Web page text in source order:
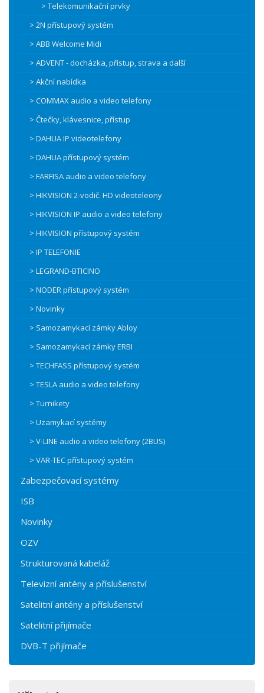
> Telekomunikační prvky
> 2N přístupový systém
> ABB Welcome Midi
> ADVENT - docházka, přístup, strava a další
> Akční nabídka
> COMMAX audio a video telefony
> Čtečky, klávesnice, přístup
> DAHUA IP videotelefony
> DAHUA přístupový systém
> FARFISA audio a video telefony
> HIKVISION 2-vodič. HD videoteleony
> HIKVISION IP audio a video telefony
> HIKVISION přístupový systém
> IP TELEFONIE
> LEGRAND-BTICINO
> NODER přístupový systém
> Novinky
> Samozamykací zámky Abloy
> Samozamykací zámky ERBI
> TECHFASS přístupový systém
> TESLA audio a video telefony
> Turnikety
> Uzamykací systémy
> V-LINE audio a video telefony (2BUS)
> VAR-TEC přístupový systém
Zabezpečovací systémy
ISB
Novinky
OZV
Strukturovaná kabeláž
Televizní antény a příslušenství
Satelitní antény a příslušenství
Satelitní přijímače
DVB-T přijímače